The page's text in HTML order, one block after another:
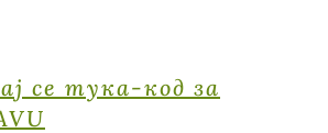
се тука-код за